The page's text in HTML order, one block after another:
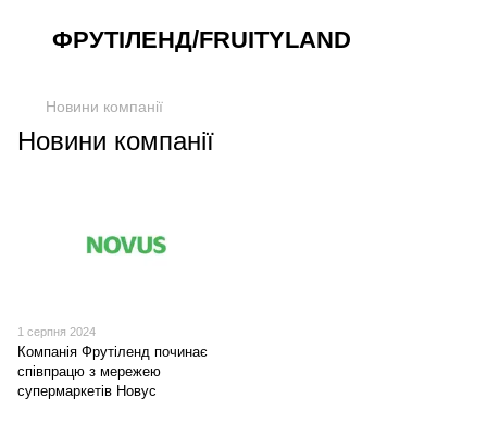
ФРУТІЛЕНД/FRUITYLAND
Новини компанії
Новини компанії
1 серпня 2024
Компанія Фрутіленд починає
співпрацю з мережею
супермаркетів Новус